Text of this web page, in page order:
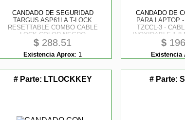
CANDADO DE SEGURIDAD
TARGUS ASP61LA T-LOCK
RESETTABLE COMBO CABLE
LOCK COLOR NEGRO
$ 288.51
Existencia Aprox: 1
CANDADO DE
PARA LAPTOP
TZCCL-3 -
INOXIDABLE 1.8
CERRADURA
$
Existencia
# Parte: LTLOCKKEY # Parte: